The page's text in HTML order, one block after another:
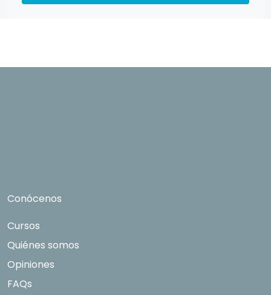
rectificación, supresión, oposición, limitación tal y como se explica en la
Conócenos
Cursos
Quiénes somos
Opiniones
FAQs